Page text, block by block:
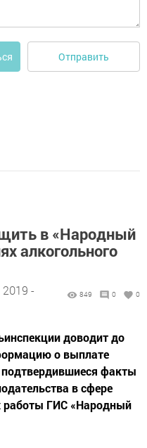
Отправить
в «Народный
алкогольного
-
849 0 0
доводит до
о выплате
факты
в сфере
работы ГИС «Народный